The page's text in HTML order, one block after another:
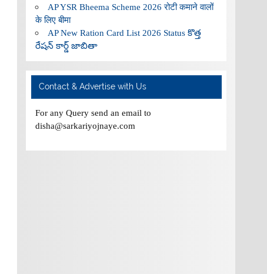
AP YSR Bheema Scheme 2026 रोटी कमाने वालों
के लिए बीमा
AP New Ration Card List 2026 Status కొత్త
రేషన్ కార్డ్ జాబితా
Contact & Advertise with Us
For any Query send an email to
disha@sarkariyojnaye.com